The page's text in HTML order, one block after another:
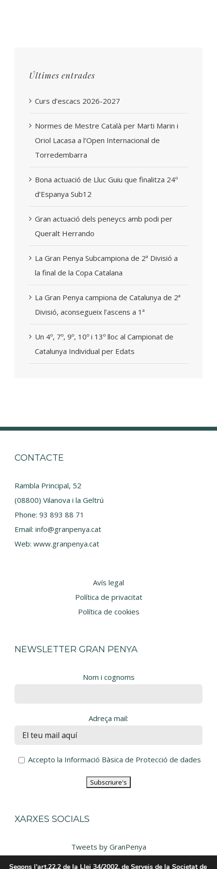
Últimes entrades
Curs d’escacs 2026-2027
Normes de Mestre Català per Marti Marin i
Oriol Lacasa a l’Open Internacional de
Torredembarra
Bona actuació de Lluc Guiu que finalitza 24º
d’Espanya Sub12
Gran actuació dels peneycs amb podi per
Queralt Herrando
La Gran Penya Subcampiona de 2ª Divisió a
la final de la Copa Catalana
La Gran Penya campiona de Catalunya de 2ª
Divisió, aconsegueix l’ascens a 1ª
Un 4º, 7º, 9º, 10º i 13º lloc al Campionat de
Catalunya Individual per Edats
CONTACTE
Rambla Principal, 52
(08800) Vilanova i la Geltrú
Phone: 93 893 88 71
Email: info@granpenya.cat
Web: www.granpenya.cat
Avís legal
Política de privacitat
Política de cookies
NEWSLETTER GRAN PENYA
Nom i cognoms
Adreça mail:
Accepto la Informació Bàsica de Protecció de dades
XARXES SOCIALS
Tweets by GranPenya
Segons l’art.22.2 de la Llei 34/2002, de Serveis de la Societat de